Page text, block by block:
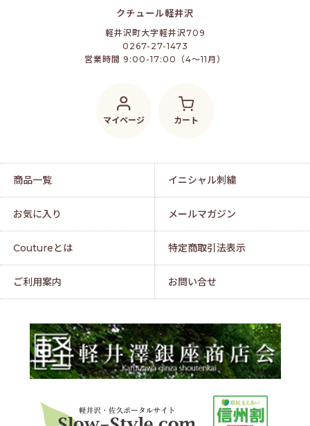
クチュール軽井沢
軽井沢町大字軽井沢709
0267-27-1473
営業時間 9:00-17:00（4～11月）
マイページ カート
商品一覧 イニシャル刺繍
お気に入り メールマガジン
Coutureとは 特定商取引法表示
ご利用案内 お問い合せ